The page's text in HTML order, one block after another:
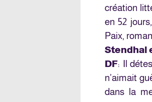
création
en 52
Paix,
Stendhal
DF: Il
n’aimait
dans la